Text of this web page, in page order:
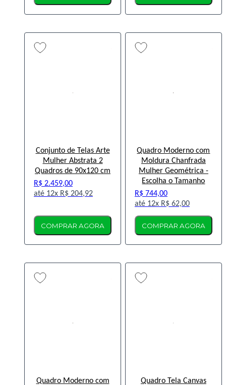
Conjunto de Telas Arte
Mulher Abstrata 2
Quadros de 90x120 cm
R$ 2.459,00
12x R$ 204,92
COMPRAR AGORA
Quadro Moderno com
Moldura Chanfrada
Mulher Geométrica -
Escolha o Tamanho
R$ 744,00
12x R$ 62,00
COMPRAR AGORA
Quadro Moderno com Quadro Tela Canvas